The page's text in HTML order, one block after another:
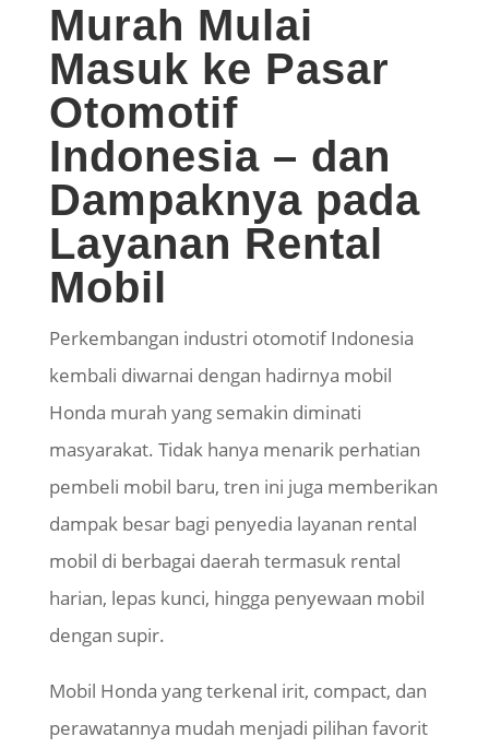
Murah Mulai
Masuk ke Pasar
Otomotif
Indonesia – dan
Dampaknya pada
Layanan Rental
Mobil
Perkembangan industri otomotif Indonesia
kembali diwarnai dengan hadirnya mobil
Honda murah yang semakin diminati
masyarakat. Tidak hanya menarik perhatian
pembeli mobil baru, tren ini juga memberikan
dampak besar bagi penyedia layanan rental
mobil di berbagai daerah termasuk rental
harian, lepas kunci, hingga penyewaan mobil
dengan supir.
Mobil Honda yang terkenal irit, compact, dan
perawatannya mudah menjadi pilihan favorit